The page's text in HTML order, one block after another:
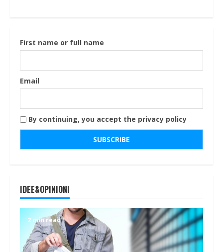
First name or full name
Email
By continuing, you accept the privacy policy
IDEE&OPINIONI
2 min read